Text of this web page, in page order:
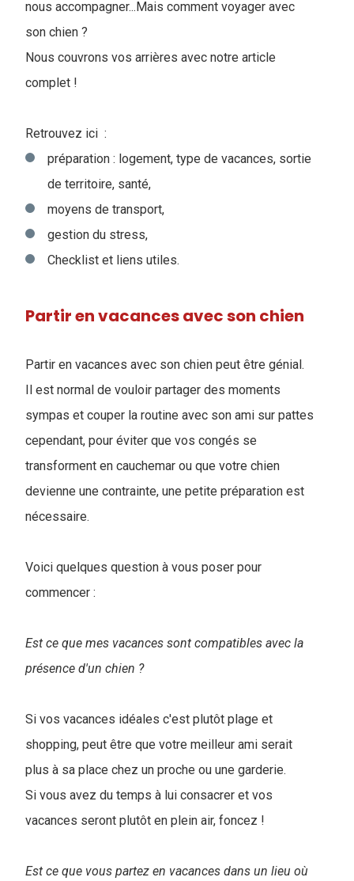
nous accompagner...Mais comment voyager avec
son chien ?
Nous couvrons vos arrières avec notre article
complet !
Retrouvez ici :
préparation : logement, type de vacances, sortie
de territoire, santé,
moyens de transport,
gestion du stress,
Checklist et liens utiles.
Partir en vacances avec son chien
Partir en vacances avec son chien peut être génial.
Il est normal de vouloir partager des moments
sympas et couper la routine avec son ami sur pattes
cependant, pour éviter que vos congés se
transforment en cauchemar ou que votre chien
devienne une contrainte, une petite préparation est
nécessaire.
Voici quelques question à vous poser pour
commencer :
Est ce que mes vacances sont compatibles avec la
présence d'un chien ?
Si vos vacances idéales c'est plutôt plage et
shopping, peut être que votre meilleur ami serait
plus à sa place chez un proche ou une garderie.
Si vous avez du temps à lui consacrer et vos
vacances seront plutôt en plein air, foncez !
Est ce que vous partez en vacances dans un lieu où